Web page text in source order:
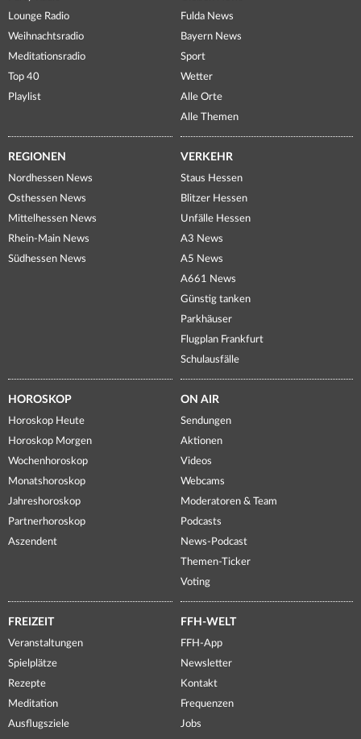
Lounge Radio
Weihnachtsradio
Meditationsradio
Top 40
Playlist
Fulda News
Bayern News
Sport
Wetter
Alle Orte
Alle Themen
REGIONEN
Nordhessen News
Osthessen News
Mittelhessen News
Rhein-Main News
Südhessen News
VERKEHR
Staus Hessen
Blitzer Hessen
Unfälle Hessen
A3 News
A5 News
A661 News
Günstig tanken
Parkhäuser
Flugplan Frankfurt
Schulausfälle
HOROSKOP
Horoskop Heute
Horoskop Morgen
Wochenhoroskop
Monatshoroskop
Jahreshoroskop
Partnerhoroskop
Aszendent
ON AIR
Sendungen
Aktionen
Videos
Webcams
Moderatoren & Team
Podcasts
News-Podcast
Themen-Ticker
Voting
FREIZEIT
Veranstaltungen
Spielplätze
Rezepte
Meditation
Ausflugsziele
FFH-WELT
FFH-App
Newsletter
Kontakt
Frequenzen
Jobs